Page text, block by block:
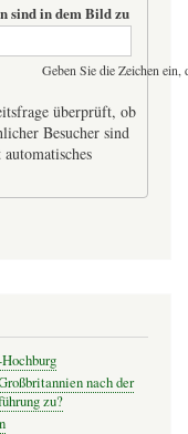
sind in dem Bild zu
Geben Sie die Zeichen
überprüft, ob
Besucher sind
nach der
zu?